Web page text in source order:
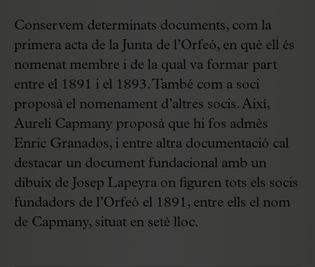
Conservem determinats documents, com la
primera acta de la Junta de l’Orfeó, en què ell és
nomenat membre i de la qual va formar part
entre el 1891 i el 1893. També com a soci
proposà el nomenament d’altres socis. Així,
Aureli Capmany proposà que hi fos admès
Enric Granados, i entre altra documentació cal
destacar un document fundacional amb un
dibuix de Josep Lapeyra on figuren tots els socis
fundadors de l’Orfeó el 1891, entre ells el nom
de Capmany, situat en setè lloc.